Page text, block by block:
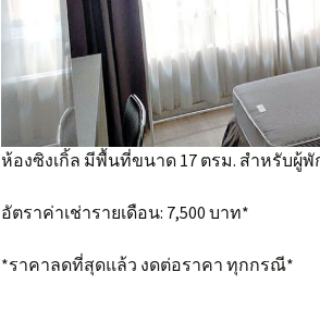
ห้องซิงเกิ้ล มีพื้นที่ขนาด 17 ตรม. สำหรับผู้พั
อัตราค่าเช่ารายเดือน: 7,500 บาท*
*ราคาลดที่สุดแล้ว งดต่อราคา ทุกกรณี*